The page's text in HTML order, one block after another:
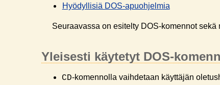
Hyödyllisiä DOS-apuohjelmia
Seuraavassa on esitelty DOS-komennot
Yleisesti käytetyt DOS-
CD-komennolla vaihdetaan käyttäjän